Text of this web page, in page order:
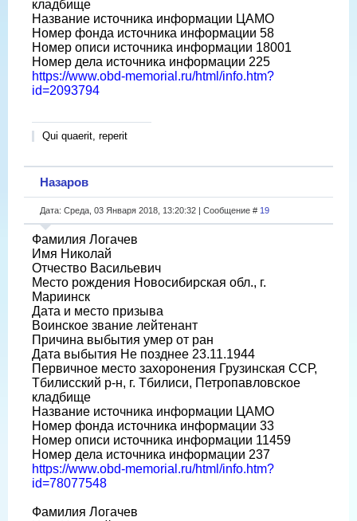
кладбище
Название источника информации ЦАМО
Номер фонда источника информации 58
Номер описи источника информации 18001
Номер дела источника информации 225
https://www.obd-memorial.ru/html/info.htm?
id=2093794
Qui quaerit, reperit
Назаров
Дата: Среда, 03 Января 2018, 13:20:32 | Сообщение # 19
Фамилия Логачев
Имя Николай
Отчество Васильевич
Место рождения Новосибирская обл., г.
Мариинск
Дата и место призыва
Воинское звание лейтенант
Причина выбытия умер от ран
Дата выбытия Не позднее 23.11.1944
Первичное место захоронения Грузинская ССР,
Тбилисский р-н, г. Тбилиси, Петропавловское
кладбище
Название источника информации ЦАМО
Номер фонда источника информации 33
Номер описи источника информации 11459
Номер дела источника информации 237
https://www.obd-memorial.ru/html/info.htm?
id=78077548
Фамилия Логачев